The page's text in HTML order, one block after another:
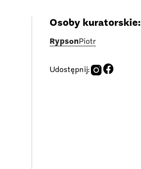
Osoby kuratorskie:
RypsonPiotr
Udostępnij: